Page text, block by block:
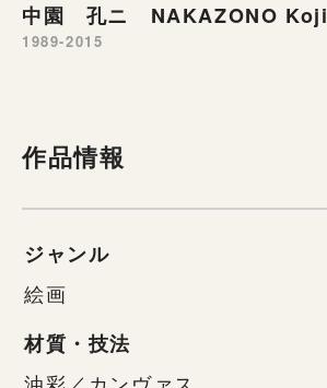
中園 孔ニ NAKAZONO Koji
1989-2015
作品情報
ジャンル
絵画
材質・技法